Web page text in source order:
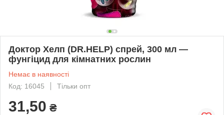
Доктор Хелп (DR.HELP) спрей, 300 мл —
фунгіцид для кімнатних рослин
Немає в наявності
Код: 16045
Тільки опт
31,50 ₴